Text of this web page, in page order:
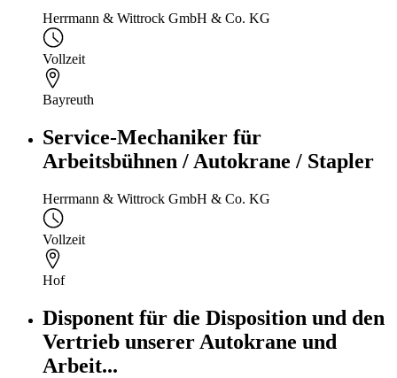
Herrmann & Wittrock GmbH & Co. KG
Vollzeit
Bayreuth
Service-Mechaniker für
Arbeitsbühnen / Autokrane / Stapler
Herrmann & Wittrock GmbH & Co. KG
Vollzeit
Hof
Disponent für die Disposition und den
Vertrieb unserer Autokrane und
Arbeit...